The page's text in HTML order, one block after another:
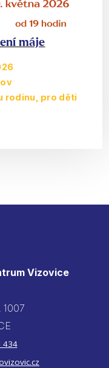
máje
rodinu pro děti
Vizovice
1007
434